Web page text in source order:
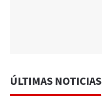
ÚLTIMAS NOTICIAS